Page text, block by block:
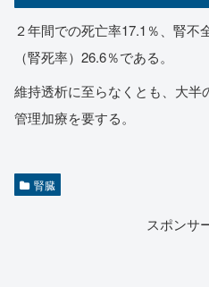
２年間での死亡率17.1％、腎
（腎死率）26.6％である。
維持透析に至らなくとも、大
管理加療を要する。
腎臓
スポンサ